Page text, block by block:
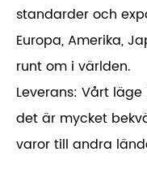
standarder och
Europa, Amerika,
runt om i världen.
Leverans: Vårt
det är mycket
varor till andra